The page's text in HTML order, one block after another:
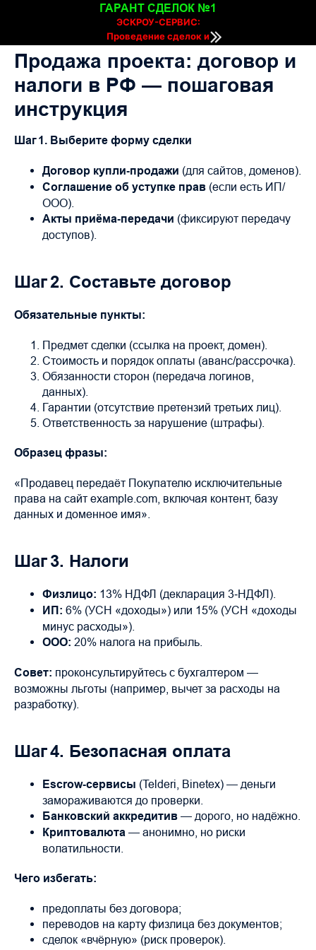
ЭСКРОУ-СЕРВИС:
Проведение сделок и
ГАРАНТ СДЕЛОК №1
Продажа проекта: договор и
налоги в РФ — пошаговая
инструкция
Шаг 1. Выберите форму сделки
Договор купли‑продажи (для сайтов, доменов).
Соглашение об уступке прав (если есть ИП/
ООО).
Акты приёма‑передачи (фиксируют передачу
доступов).
Шаг 2. Составьте договор
Обязательные пункты:
Предмет сделки (ссылка на проект, домен).
Стоимость и порядок оплаты (аванс/рассрочка).
Обязанности сторон (передача логинов,
данных).
Гарантии (отсутствие претензий третьих лиц).
Ответственность за нарушение (штрафы).
Образец фразы:
«Продавец передаёт Покупателю исключительные
права на сайт example.com, включая контент, базу
данных и доменное имя».
Шаг 3. Налоги
Физлицо: 13% НДФЛ (декларация 3‑НДФЛ).
ИП: 6% (УСН «доходы») или 15% (УСН «доходы
минус расходы»).
ООО: 20% налога на прибыль.
Совет: проконсультируйтесь с бухгалтером —
возможны льготы (например, вычет за расходы на
разработку).
Шаг 4. Безопасная оплата
Escrow‑сервисы (Telderi, Binetex) — деньги
замораживаются до проверки.
Банковский аккредитив — дорого, но надёжно.
Криптовалюта — анонимно, но риски
волатильности.
Чего избегать:
предоплаты без договора;
переводов на карту физлица без документов;
сделок «вчёрную» (риск проверок).